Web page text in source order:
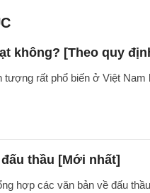
không? [Theo quy
tượng rất phổ biến ở Việt
thầu [Mới nhất]
hợp các văn bản về đấu